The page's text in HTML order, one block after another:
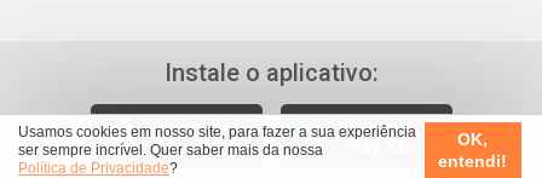
Usamos cookies em nosso site, para fazer a sua experiência
ser sempre incrível. Quer saber mais da nossa
Política de Privacidade?
OK,
entendi!
Instale o aplicativo: